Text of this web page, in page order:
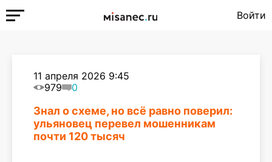
Войти
11 апреля 2026 9:45
979
0
Знал о схеме, но всё равно поверил:
ульяновец перевел мошенникам
почти 120 тысяч